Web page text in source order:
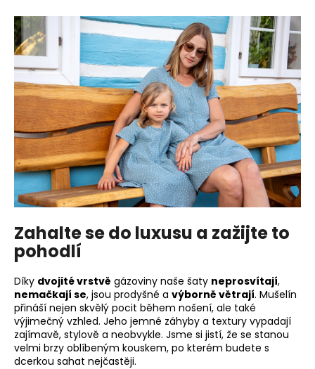
Zahalte se do luxusu a zažijte to
pohodlí
Díky dvojité vrstvě gázoviny naše šaty neprosvítají,
nemačkají se, jsou prodyšné a výborně větrají. Mušelín
přináší nejen skvělý pocit během nošení, ale také
výjimečný vzhled. Jeho jemné záhyby a textury vypadají
zajímavě, stylově a neobvykle. Jsme si jistí, že se stanou
velmi brzy oblíbeným kouskem, po kterém budete s
dcerkou sahat nejčastěji.